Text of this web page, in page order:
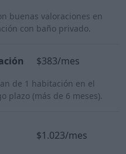
buenas valoraciones en
con baño privado.
$383/mes
de 1 habitación en el
plazo (más de 6 meses).
$1.023/mes